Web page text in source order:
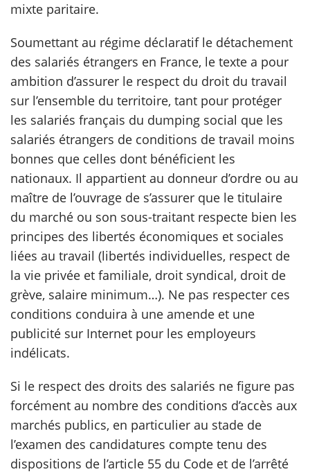
mixte paritaire.
Soumettant au régime déclaratif le détachement
des salariés étrangers en France, le texte a pour
ambition d’assurer le respect du droit du travail
sur l’ensemble du territoire, tant pour protéger
les salariés français du dumping social que les
salariés étrangers de conditions de travail moins
bonnes que celles dont bénéficient les
nationaux. Il appartient au donneur d’ordre ou au
maître de l’ouvrage de s’assurer que le titulaire
du marché ou son sous-traitant respecte bien les
principes des libertés économiques et sociales
liées au travail (libertés individuelles, respect de
la vie privée et familiale, droit syndical, droit de
grève, salaire minimum…). Ne pas respecter ces
conditions conduira à une amende et une
publicité sur Internet pour les employeurs
indélicats.
Si le respect des droits des salariés ne figure pas
forcément au nombre des conditions d’accès aux
marchés publics, en particulier au stade de
l’examen des candidatures compte tenu des
dispositions de l’article 55 du Code et de l’arrêté